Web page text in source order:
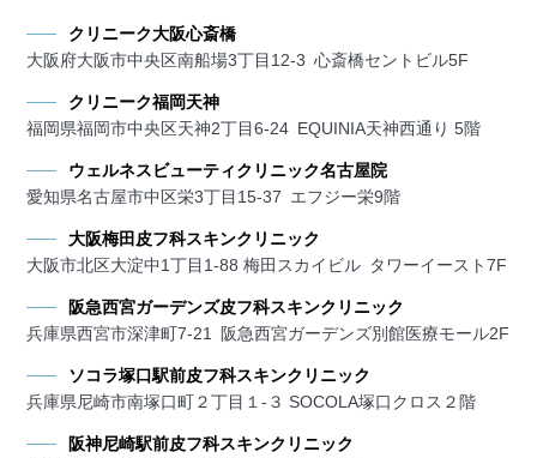
クリニーク大阪心斎橋
大阪府大阪市中央区南船場3丁目12-3 心斎橋セントビル5F
クリニーク福岡天神
福岡県福岡市中央区天神2丁目6-24 EQUINIA天神西通り 5階
ウェルネスビューティクリニック名古屋院
愛知県名古屋市中区栄3丁目15-37 エフジー栄9階
大阪梅田皮フ科スキンクリニック
大阪市北区大淀中1丁目1-88 梅田スカイビル タワーイースト7F
阪急西宮ガーデンズ皮フ科スキンクリニック
兵庫県西宮市深津町7-21 阪急西宮ガーデンズ別館医療モール2F
ソコラ塚口駅前皮フ科スキンクリニック
兵庫県尼崎市南塚口町２丁目１-３ SOCOLA塚口クロス２階
阪神尼崎駅前皮フ科スキンクリニック